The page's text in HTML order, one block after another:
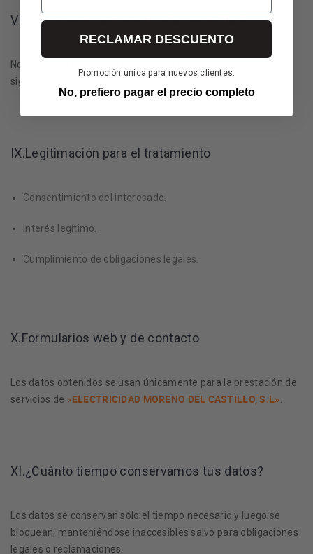
VIII.Decisiones automatizadas y perfilado
No se toman decisiones basadas en algoritmos que afecten
significativamente al usuario.
IX.Legitimación para el tratamiento
Consentimiento del interesado.
Interés legítimo.
Cumplimiento de obligaciones legales.
X.Formularios web y de contacto
Los datos obtenidos se usan únicamente para la prestación de
servicios de «ELECTRICIDAD MORENO DEL CASTILLO, S.L»
XI.¿Cuánto tiempo conservamos tus datos?
Los datos se conservan sólo el tiempo necesario y luego se
bloquean, manteniéndose inaccesibles salvo para obligaciones
legales o reclamaciones.
RECLAMAR DESCUENTO
Promoción única para nuevos clientes.
No, prefiero pagar el precio completo